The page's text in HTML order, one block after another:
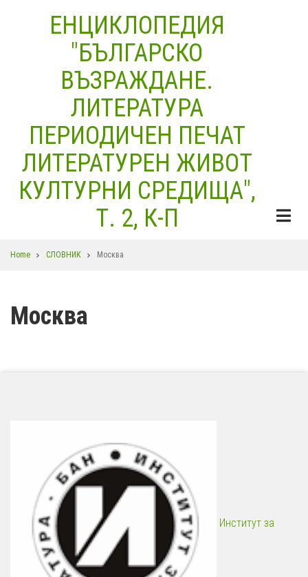
ЕНЦИКЛОПЕДИЯ
"БЪЛГАРСКО
ВЪЗРАЖДАНЕ.
ЛИТЕРАТУРА
ПЕРИОДИЧЕН ПЕЧАТ
ЛИТЕРАТУРЕН ЖИВОТ
КУЛТУРНИ СРЕДИЩА",
Т. 2, К-П
Breadcrumb
Home СЛОВНИК Москва
Москва
Институт за